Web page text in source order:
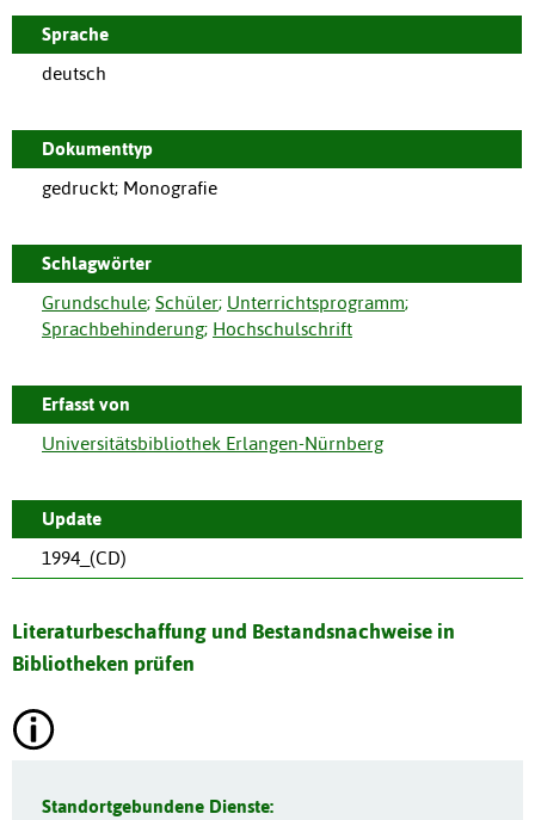
Sprache
deutsch
Dokumenttyp
gedruckt; Monografie
Schlagwörter
Grundschule; Schüler; Unterrichtsprogramm;
Sprachbehinderung; Hochschulschrift
Erfasst von
Universitätsbibliothek Erlangen-Nürnberg
Update
1994_(CD)
Literaturbeschaffung und Bestandsnachweise in
Bibliotheken prüfen
Standortgebundene Dienste: